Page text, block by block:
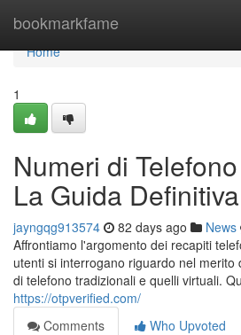
bookmarkfame
Home
Home
1
Numeri di
La Guida Definitiva
jayngqg913574 82 days ago News
Affrontiamo l'argomento dei recapiti
utenti si interrogano riguardo nel merito
di telefono tradizionali e quelli virtuali.
https://otpverified.com/
Comments
Who Upvoted